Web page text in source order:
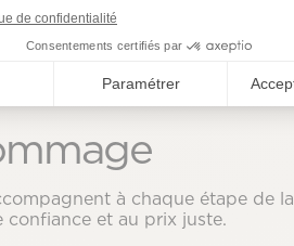
à chaque étape de la
confiance et au prix juste.